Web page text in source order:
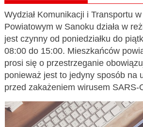
Wydział Komunikacji i Transportu
Powiatowym w Sanoku działa w
jest czynny od poniedziałku do
08:00 do 15:00. Mieszkańców
prosi się o przestrzeganie
ponieważ jest to jedyny sposób na
przed zakażeniem wirusem SARS-